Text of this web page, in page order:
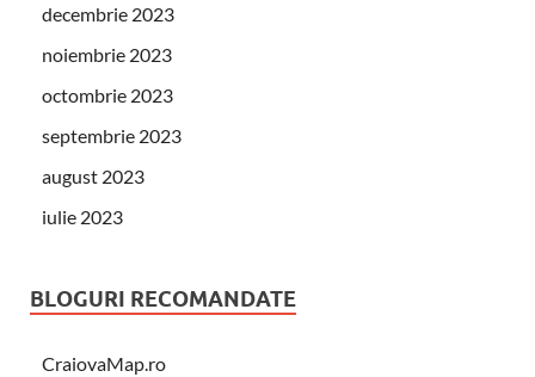
decembrie 2023
noiembrie 2023
octombrie 2023
septembrie 2023
august 2023
iulie 2023
BLOGURI RECOMANDATE
CraiovaMap.ro